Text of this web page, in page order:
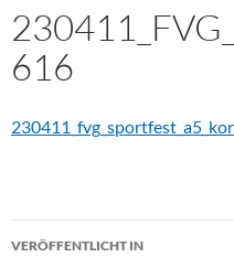
Inhalt
springen
616
VERÖFFENTLICHT IN